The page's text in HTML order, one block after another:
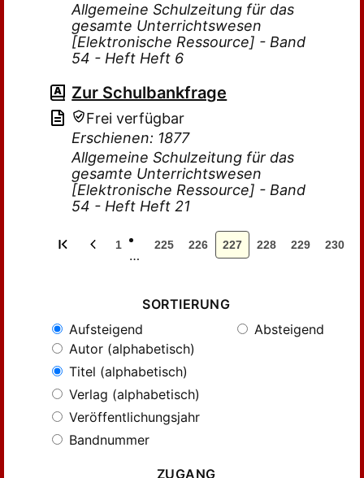
Allgemeine Schulzeitung für das
gesamte Unterrichtswesen
[Elektronische Ressource] - Band
54 - Heft Heft 6
Zur Schulbankfrage
Frei verfügbar
Erschienen: 1877
Allgemeine Schulzeitung für das
gesamte Unterrichtswesen
[Elektronische Ressource] - Band
54 - Heft Heft 21
1
…
225 226 227 228 229 230
SORTIERUNG
Aufsteigend
Absteigend
Autor (alphabetisch)
Titel (alphabetisch)
Verlag (alphabetisch)
Veröffentlichungsjahr
Bandnummer
ZUGANG